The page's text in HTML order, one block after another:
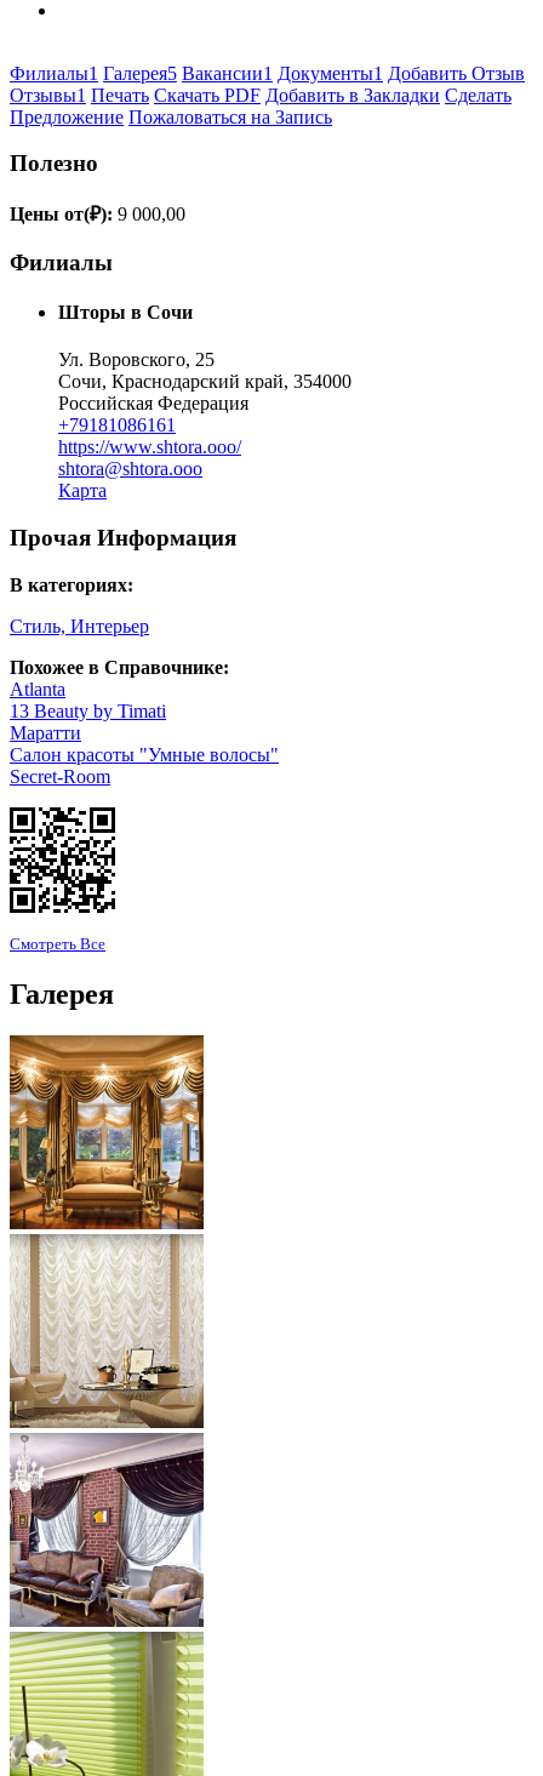
Филиалы1 Галерея5 Вакансии1 Документы1 Добавить Отзыв
Отзывы1 Печать Скачать PDF Добавить в Закладки Сделать
Предложение Пожаловаться на Запись
Полезно
Цены от(₽): 9 000,00
Филиалы
Шторы в Сочи
Ул. Воровского, 25
Сочи, Краснодарский край, 354000
Российская Федерация
+79181086161
https://www.shtora.ooo/
shtora@shtora.ooo
Карта
Прочая Информация
В категориях:
Стиль, Интерьер
Похожее в Справочнике:
Atlanta
13 Beauty by Timati
Маратти
Салон красоты "Умные волосы"
Secret-Room
Смотреть Все
Галерея